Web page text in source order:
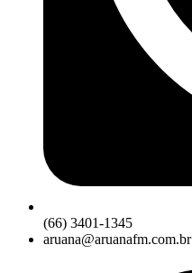
(66) 3401-1345
aruana@aruanafm.com.br